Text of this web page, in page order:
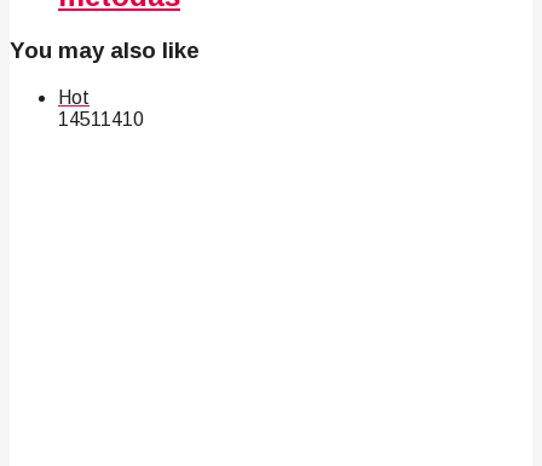
You may also like
Hot
14511410